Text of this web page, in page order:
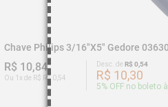
Chave Philips 3/16"x5" Gedore
R$ 10,84
Ou 1x de R$ R$ 0,54
Desc. de R$ 0,54
R$ 10,30
5% OFF no boleto